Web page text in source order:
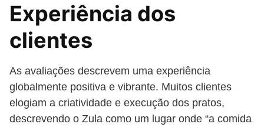
Experiência dos
clientes
As avaliações descrevem uma experiência
globalmente positiva e vibrante. Muitos clientes
elogiam a criatividade e execução dos pratos,
descrevendo o Zula como um lugar onde “a comida